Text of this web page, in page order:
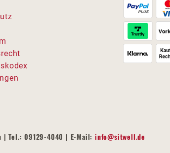
| Tel.: 09129-4040 | E-Mail:info@sitwell.de